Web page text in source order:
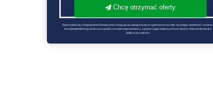
Chcę otrzymać oferty
Zapoznałem się z Regulaminem Świadczenie Usług i go akceptuję Każdą ze zgód można wycofać wysyłając wiadomość na adres
biuro@optimalenergy.pl lub w przypadku zewnętrznego dostawcy, zgodnie z jego polityką ochrony danych. Więcej informacji w
polityce prywatności